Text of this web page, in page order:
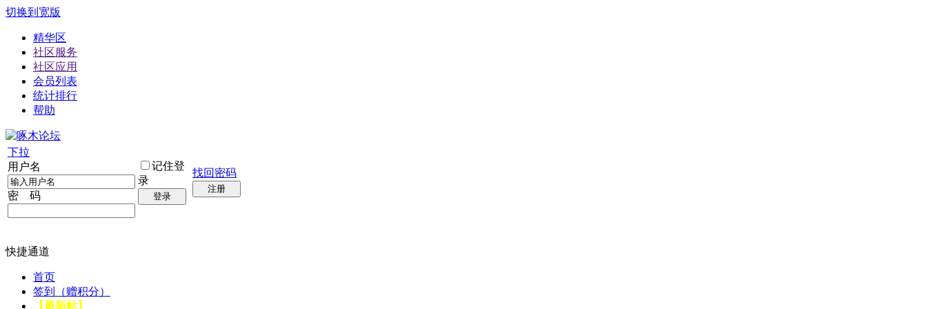
切换到宽版
精华区
社区服务
社区应用
会员列表
统计排行
帮助
下拉
用户名
密 码
记住登
录
登录
找回密码
注册
快捷通道
首页
签到（赠积分）
【最新帖】